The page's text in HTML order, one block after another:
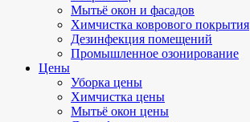
Мытьё окон и фасадов
Химчистка коврового покрытия
Дезинфекция помещений
Промышленное озонирование
Цены
Уборка цены
Химчистка цены
Мытьё окон цены